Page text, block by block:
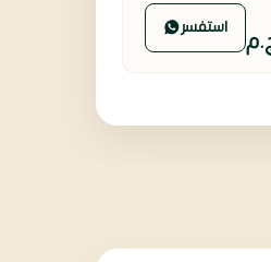
استفسر